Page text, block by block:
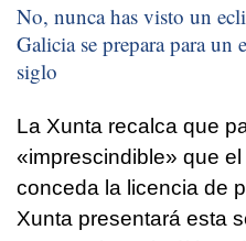
No, nunca has visto un
Galicia se prepara para un
siglo
La Xunta recalca que
«imprescindible» que el
conceda la licencia de
Xunta presentará esta